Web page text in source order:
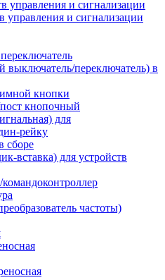
управления и сигнализации
управления и сигнализации
переключатель) в
кнопки
кнопочный
для
рейку
сборе
вставка) для устройств
частоты)